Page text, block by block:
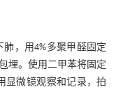
，用4%多聚甲醛固定
埋。使用二甲苯将固定
显微镜观察和记录，拍